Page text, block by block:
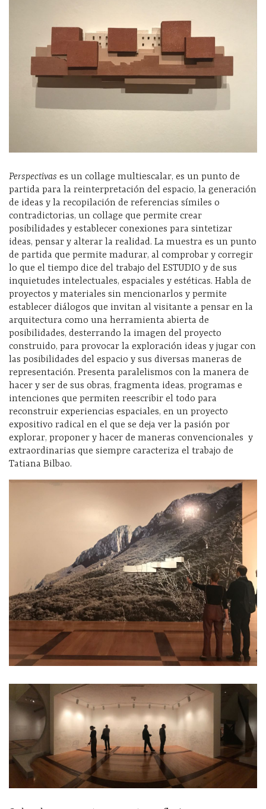
Perspectivas es un collage multiescalar, es un punto de
partida para la reinterpretación del espacio, la generación
de ideas y la recopilación de referencias símiles o
contradictorias, un collage que permite crear
posibilidades y establecer conexiones para sintetizar
ideas, pensar y alterar la realidad. La muestra es un punto
de partida que permite madurar, al comprobar y corregir
lo que el tiempo dice del trabajo del ESTUDIO y de sus
inquietudes intelectuales, espaciales y estéticas. Habla de
proyectos y materiales sin mencionarlos y permite
establecer diálogos que invitan al visitante a pensar en la
arquitectura como una herramienta abierta de
posibilidades, desterrando la imagen del proyecto
construido, para provocar la exploración ideas y jugar con
las posibilidades del espacio y sus diversas maneras de
representación. Presenta paralelismos con la manera de
hacer y ser de sus obras, fragmenta ideas, programas e
intenciones que permiten reescribir el todo para
reconstruir experiencias espaciales, en un proyecto
expositivo radical en el que se deja ver la pasión por
explorar, proponer y hacer de maneras convencionales y
extraordinarias que siempre caracteriza el trabajo de
Tatiana Bilbao.